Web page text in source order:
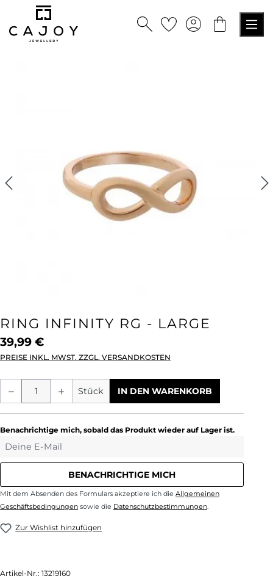
springen
RING INFINITY RG - LARGE
39,99 €
PREISE INKL. MWST. ZZGL. VERSANDKOSTEN
Produkt Anzahl: Gib den gewünschten
Stück IN DEN WARENKORB
Benachrichtige mich, sobald das Produkt wieder auf Lager ist.
Deine E-Mail
BENACHRICHTIGE MICH
Mit dem Absenden des Formulars akzeptiere ich die Allgemeinen
Geschäftsbedingungen sowie die Datenschutzbestimmungen.
Zur Wishlist hinzufügen
Artikel-Nr.: 13219160